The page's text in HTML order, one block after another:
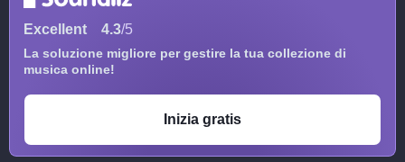
Excellent 4.3/5
La soluzione migliore per gestire la tua collezione di
musica online!
Inizia gratis